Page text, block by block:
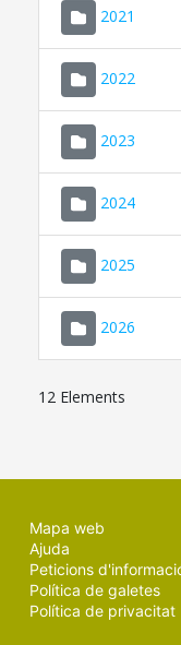
2021
2022
2023
2024
2025
2026
12 Elements
Mapa web
Ajuda
Peticions
Política de galetes
Política de privacitat